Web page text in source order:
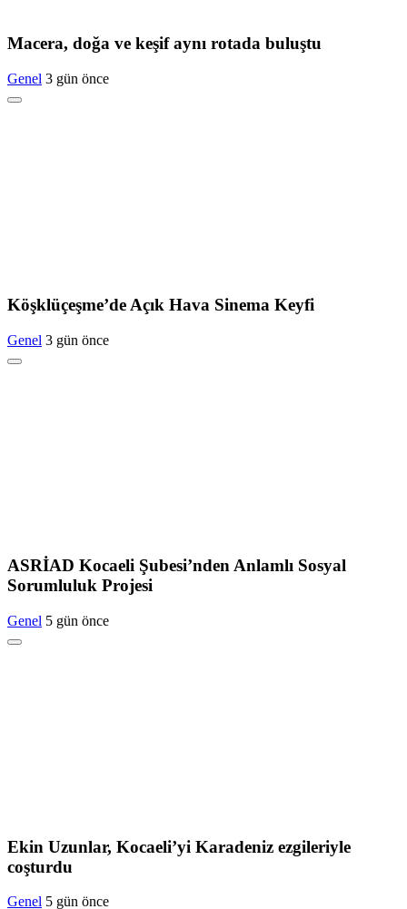
Macera, doğa ve keşif aynı rotada buluştu
Genel 3 gün önce
Köşklüçeşme’de Açık Hava Sinema Keyfi
Genel 3 gün önce
ASRİAD Kocaeli Şubesi’nden Anlamlı Sosyal
Sorumluluk Projesi
Genel 5 gün önce
Ekin Uzunlar, Kocaeli’yi Karadeniz ezgileriyle
coşturdu
Genel 5 gün önce